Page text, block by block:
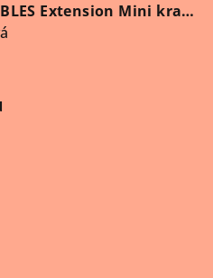
DUAL FORMS NOBLES Extension Mini kratší 60 ks/krabička
je 5 z 5 hvězdiček.